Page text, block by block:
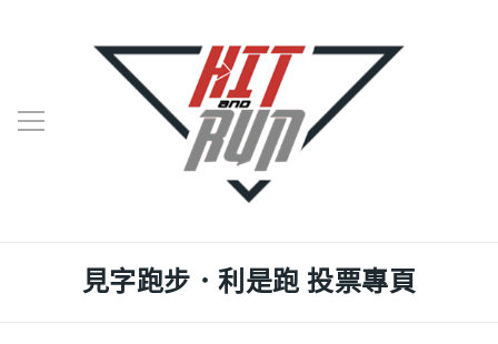
見字跑步．利是跑 投票專頁